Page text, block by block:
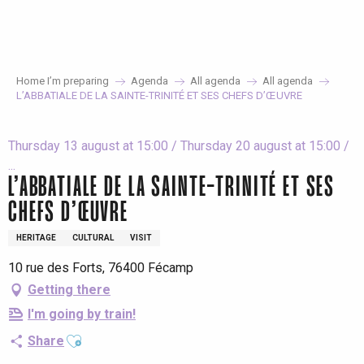
Home I’m preparing Agenda All agenda
All agenda
L’ABBATIALE DE LA SAINTE-TRINITÉ ET SES CHEFS D’ŒUVRE
Thursday 13 august at 15:00 / Thursday 20 august at 15:00 /
...
L’ABBATIALE DE LA SAINTE-TRINITÉ ET SES
CHEFS D’ŒUVRE
HERITAGE CULTURAL VISIT
10 rue des Forts, 76400 Fécamp
Getting there
I'm going by train!
Share Ajouter aux favoris